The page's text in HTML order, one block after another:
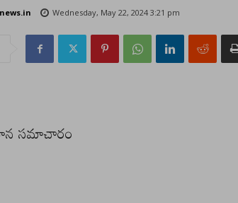
Wednesday, May 22, 2024 3:21 pm
సమాచారం